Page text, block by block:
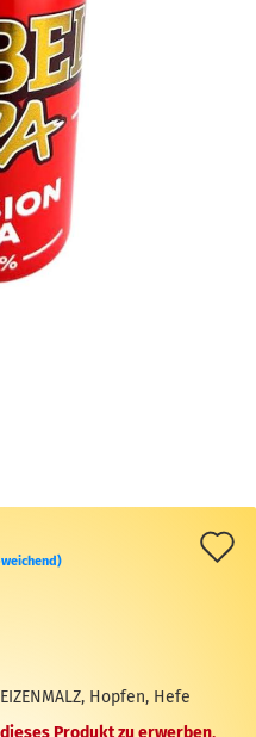
Hopfen, Hefe
Produkt zu erwerben,